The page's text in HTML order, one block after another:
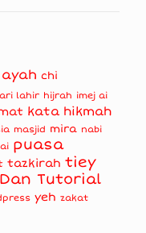
ayah chi
lahir hijrah imej ai
kata hikmah
masjid mira nabi
puasa
tazkirah tiey
Tutorial
yeh zakat